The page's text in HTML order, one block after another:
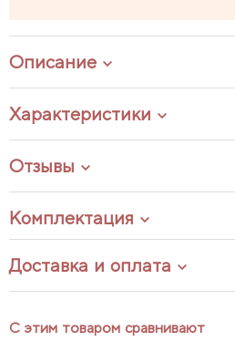
Описание
Характеристики
Отзывы
Комплектация
Доставка и оплата
С этим товаром сравнивают